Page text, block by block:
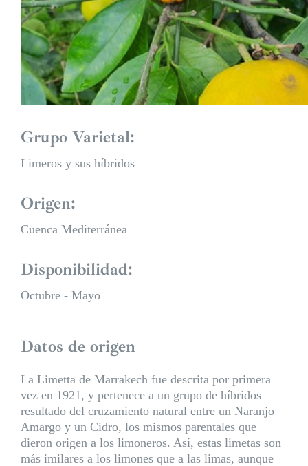
Grupo Varietal:
Limeros y sus híbridos
Origen:
Cuenca Mediterránea
Disponibilidad:
Octubre - Mayo
Datos de origen
La Limetta de Marrakech fue descrita por primera
vez en 1921, y pertenece a un grupo de híbridos
resultado del cruzamiento natural entre un Naranjo
Amargo y un Cidro, los mismos parentales que
dieron origen a los limoneros. Así, estas limetas son
más imilares a los limones que a las limas, aunque